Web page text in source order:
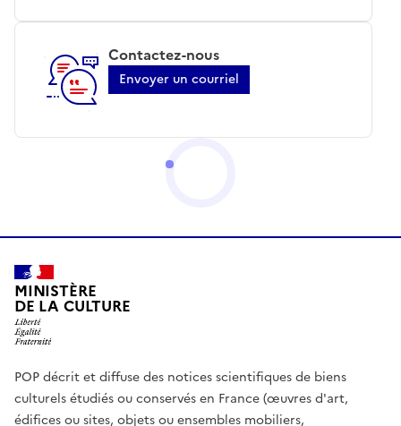
Contactez-nous
Envoyer un courriel
MINISTÈRE
DE LA CULTURE
POP décrit et diffuse des notices scientifiques de biens
culturels étudiés ou conservés en France (œuvres d'art,
édifices ou sites, objets ou ensembles mobiliers,